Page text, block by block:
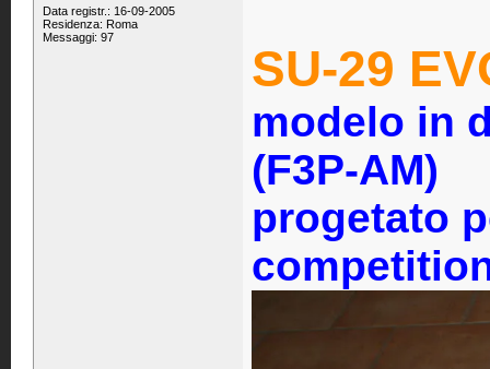
Data registr.: 16-09-2005
Residenza: Roma
Messaggi: 97
SU-29
modelo in
(F3P-AM)
progetato